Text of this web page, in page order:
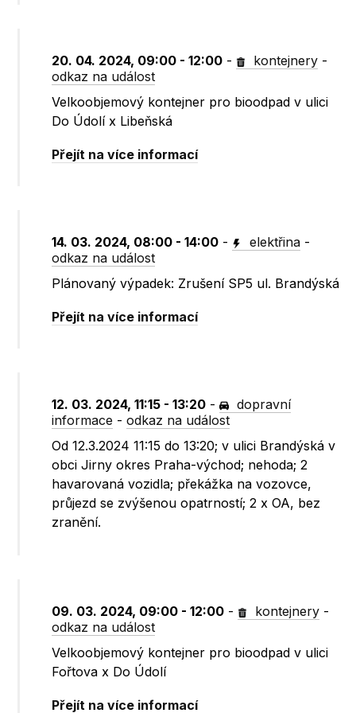
20. 04. 2024, 09:00 - 12:00 - kontejnery -
odkaz na událost
Velkoobjemový kontejner pro bioodpad v ulici
Do Údolí x Libeňská
Přejít na více informací
14. 03. 2024, 08:00 - 14:00 - elektřina -
odkaz na událost
Plánovaný výpadek: Zrušení SP5 ul. Brandýská
Přejít na více informací
12. 03. 2024, 11:15 - 13:20 -
dopravní
informace -odkaz na událost
Od 12.3.2024 11:15 do 13:20; v ulici Brandýská v
obci Jirny okres Praha-východ; nehoda; 2
havarovaná vozidla; překážka na vozovce,
průjezd se zvýšenou opatrností; 2 x OA, bez
zranění.
09. 03. 2024, 09:00 - 12:00 - kontejnery -
odkaz na událost
Velkoobjemový kontejner pro bioodpad v ulici
Fořtova x Do Údolí
Přejít na více informací